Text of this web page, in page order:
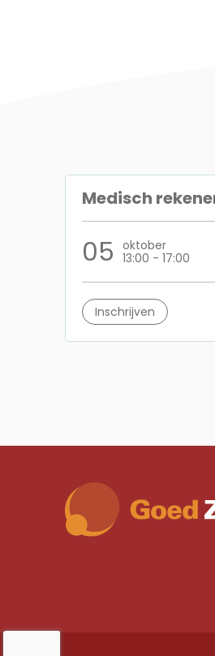
Medisch
05
oktober
13:00 - 17:00
Inschrijven